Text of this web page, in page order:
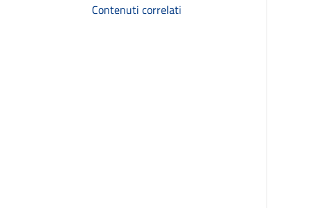
Contenuti correlati